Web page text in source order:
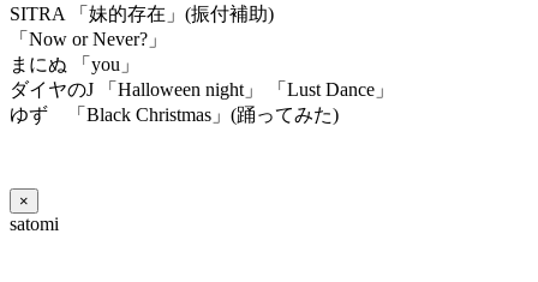
SITRA 「妹的存在」(振付補助)
「Now or Never?」
まにぬ 「you」
ダイヤのJ 「Halloween night」 「Lust Dance」
ゆず 「Black Christmas」(踊ってみた)
×
satomi